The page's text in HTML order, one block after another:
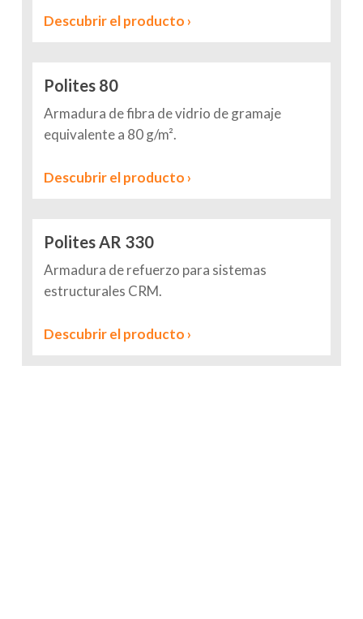
Descubrir el producto ›
Polites 80
Armadura de fibra de vidrio de gramaje
equivalente a 80 g/m².
Descubrir el producto ›
Polites AR 330
Armadura de refuerzo para sistemas
estructurales CRM.
Descubrir el producto ›